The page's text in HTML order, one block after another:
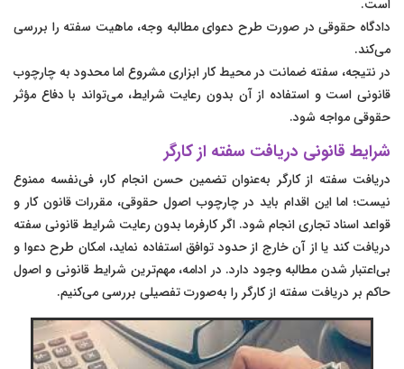
است.
دادگاه حقوقی در صورت طرح دعوای مطالبه وجه، ماهیت سفته را بررسی
می‌کند.
در نتیجه، سفته ضمانت در محیط کار ابزاری مشروع اما محدود به چارچوب
قانونی است و استفاده از آن بدون رعایت شرایط، می‌تواند با دفاع مؤثر
حقوقی مواجه شود.
شرایط قانونی دریافت سفته از کارگر
دریافت سفته از کارگر به‌عنوان تضمین حسن انجام کار، فی‌نفسه ممنوع
نیست؛ اما این اقدام باید در چارچوب اصول حقوقی، مقررات قانون کار و
قواعد اسناد تجاری انجام شود. اگر کارفرما بدون رعایت شرایط قانونی سفته
دریافت کند یا از آن خارج از حدود توافق استفاده نماید، امکان طرح دعوا و
بی‌اعتبار شدن مطالبه وجود دارد. در ادامه، مهم‌ترین شرایط قانونی و اصول
حاکم بر دریافت سفته از کارگر را به‌صورت تفصیلی بررسی می‌کنیم.